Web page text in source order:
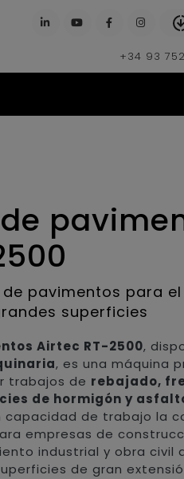
+34 93
pavimentos para
superficies
Airtec RT-2500,
, es una máquina
trabajos de rebajado,
de hormigón y
capacidad de trabajo la
empresas de
industrial y obra civil
de gran